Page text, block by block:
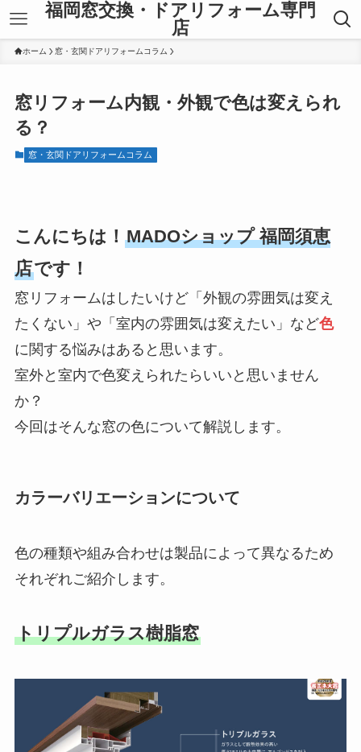
福岡窓交換・ドアリフォーム専門
店
ホーム 窓・玄関ドアリフォームコラム
窓リフォーム内観・外観で色は変えられ
る？
窓・玄関ドアリフォームコラム
こんにちは！ MADOショップ 福岡須恵
店です！
窓リフォームはしたいけど「外観の雰囲気は変え
たくない」や「室内の雰囲気は変えたい」など色
に関する悩みはあると思います。
室外と室内で色変えられたらいいと思いません
か？
今回はそんな窓の色について解説します。
カラーバリエーションについて
色の種類や組み合わせは製品によって異なるため
それぞれご紹介します。
トリプルガラス樹脂窓